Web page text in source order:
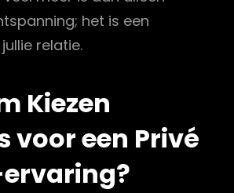
het is een
relatie.
Kiezen
voor een Privé